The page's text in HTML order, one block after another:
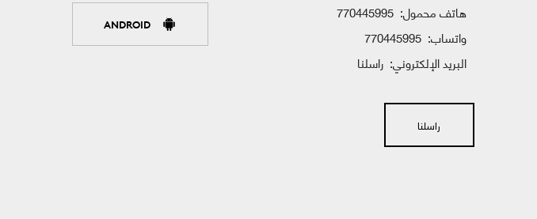
هاتف محمول: 770445995
واتساب: 770445995
البريد الإلكتروني: راسلنا
راسلنا
ANDROID